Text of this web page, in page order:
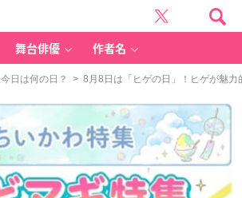
舞台俳優 作者名
今日は何の日？ > 8月8日は「ヒゲの日」！ヒゲが魅